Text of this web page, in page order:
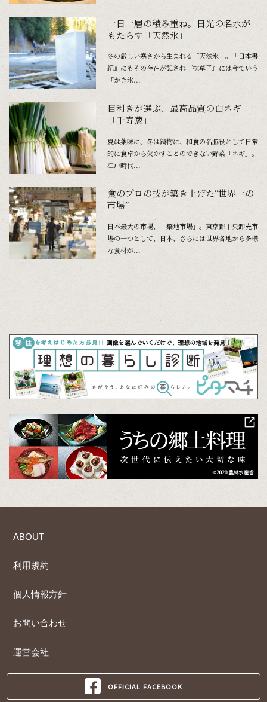
一日一層の積み重ね。日光の名水が
もたらす「天然氷」
冬の厳しい寒さから生まれる「天然氷」。『日本書
紀』にもその存在が記され『枕草子』には今でいう
「かき氷...
目利きが選ぶ、最高品質の白ネギ
「千寿葱」
夏は薬味に、冬は鍋物に、和食の名脇役として日常
的に食卓から欠かすことのできない野菜「ネギ」。
江戸時代...
食のプロの技が築き上げた“世界一の
市場”
日本最大の市場、「築地市場」。東京都中央卸売市
場の一つとして、日本、さらには世界各地から多様
な食材が...
ABOUT
利用規約
個人情報方針
お問い合わせ
運営会社
OFFICIAL FACEBOOK